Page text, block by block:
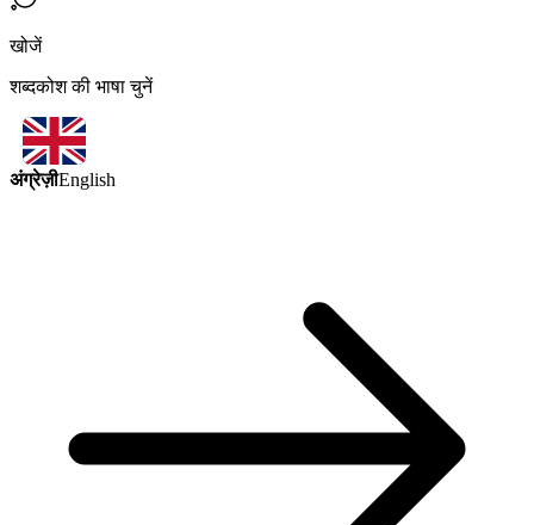
खोजें
शब्दकोश की भाषा चुनें
अंग्रेज़ीEnglish